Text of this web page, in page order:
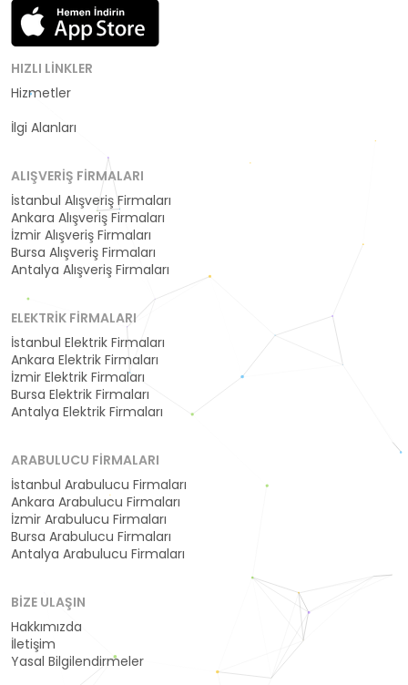
HIZLI LINKLER
Hizmetler
İlgi Alanları
ALIŞVERIŞ FIRMALARI
İstanbul Alışveriş Firmaları
Ankara Alışveriş Firmaları
İzmir Alışveriş Firmaları
Bursa Alışveriş Firmaları
Antalya Alışveriş Firmaları
ELEKTRIK FIRMALARI
İstanbul Elektrik Firmaları
Ankara Elektrik Firmaları
İzmir Elektrik Firmaları
Bursa Elektrik Firmaları
Antalya Elektrik Firmaları
ARABULUCU FIRMALARI
İstanbul Arabulucu Firmaları
Ankara Arabulucu Firmaları
İzmir Arabulucu Firmaları
Bursa Arabulucu Firmaları
Antalya Arabulucu Firmaları
BIZE ULAŞIN
Hakkımızda
İletişim
Yasal Bilgilendirmeler